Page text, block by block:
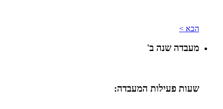
הבא >
מעבדה שנה ב'
שעות פעילות המעבדה: